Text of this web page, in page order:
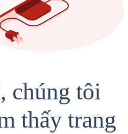
chúng tôi
thấy trang